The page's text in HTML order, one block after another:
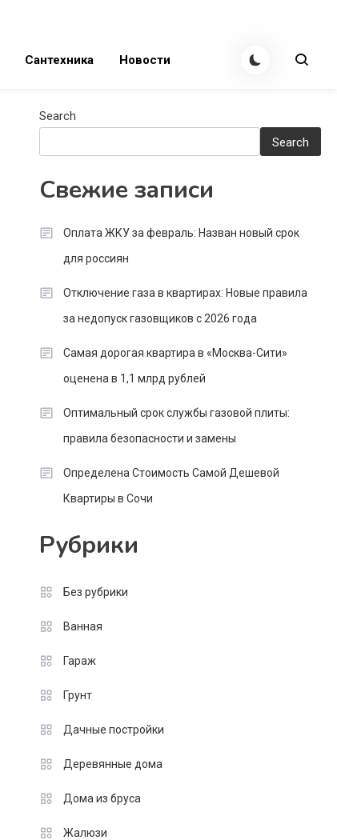
Сантехника Новости
Search
Search
Свежие записи
Оплата ЖКУ за февраль: Назван новый срок
для россиян
Отключение газа в квартирах: Новые правила
за недопуск газовщиков с 2026 года
Самая дорогая квартира в «Москва-Сити»
оценена в 1,1 млрд рублей
Оптимальный срок службы газовой плиты:
правила безопасности и замены
Определена Стоимость Самой Дешевой
Квартиры в Сочи
Рубрики
Без рубрики
Ванная
Гараж
Грунт
Дачные постройки
Деревянные дома
Дома из бруса
Жалюзи